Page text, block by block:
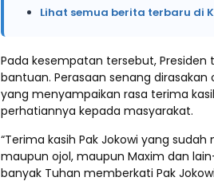
Lihat semua berita terbaru di
Pada kesempatan tersebut,
bantuan. Perasaan senang
yang menyampaikan rasa terima
perhatiannya kepada masyarakat.
“Terima kasih Pak Jokowi yang
maupun ojol, maupun Maxim dan
banyak Tuhan memberkati Pak